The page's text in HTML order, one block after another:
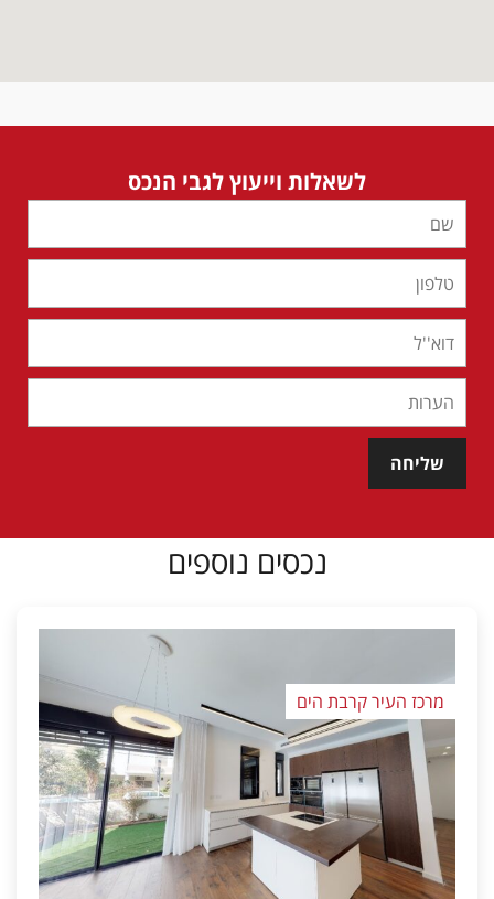
לשאלות וייעוץ לגבי הנכס
שליחה
נכסים נוספים
מרכז העיר קרבת הים